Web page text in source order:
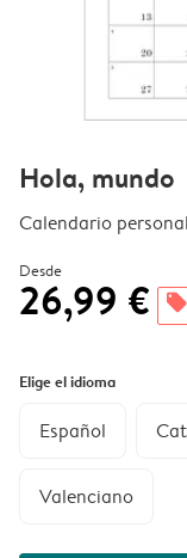
Hola, mundo
Calendario
Desde
26,99 € offers
Elige el idioma
Español
Valenciano